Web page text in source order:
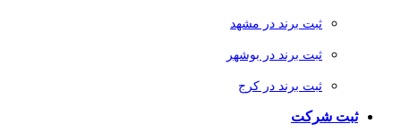
ثبت برند در مشهد
ثبت برند در بوشهر
ثبت برند در کرج
ثبت شرکت